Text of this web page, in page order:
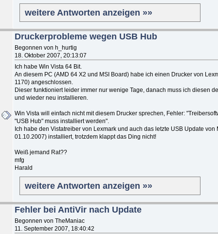
weitere Antworten anzeigen »»
Druckerprobleme wegen USB Hub
Begonnen von h_hurtig
18. Oktober 2007, 20:13:07
Ich habe Win Vista 64 Bit.
An diesem PC (AMD 64 X2 und MSI Board) habe ich einen Drucker von
1170) angeschlossen.
Dieser funktioniert leider immer nur wenige Tage, danach muss ich diesen
und wieder neu installieren.
Win Vista will einfach nicht mit diesem Drucker sprechen, Fehler:
"USB Hub" muss installiert werden".
Ich habe den Vistatreiber von Lexmark und auch das letzte USB Update von
01.10.2007) installiert, trotzdem klappt das Ding nicht!
Weiß jemand Rat??
mfg
Harald
weitere Antworten anzeigen »»
Fehler bei AntiVir nach Update
Begonnen von TheManiac
11. September 2007, 18:40:42